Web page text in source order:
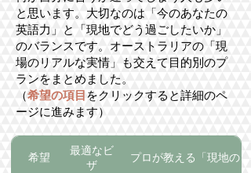
と思います。大切なのは「今のあなたの
英語力」と「現地でどう過ごしたいか」
のバランスです。オーストラリアの「現
場のリアルな実情」も交えて目的別のプ
ランをまとめました。
（希望の項目をクリックすると詳細のペ
ージに進みます）
希望
最適なビ
ザ
プロが教える「現地のリ